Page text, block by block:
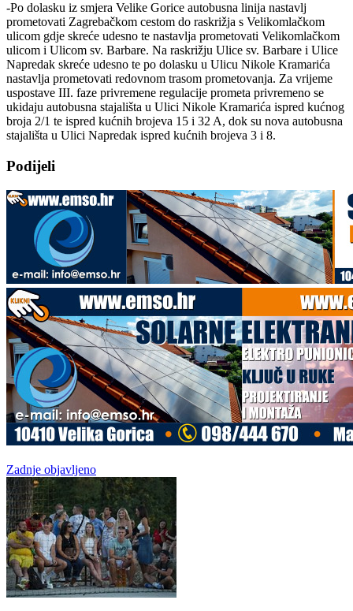
-Po dolasku iz smjera Velike Gorice autobusna linija nastavlj
prometovati Zagrebačkom cestom do raskrižja s Velikomlačkom
ulicom gdje skreće udesno te nastavlja prometovati Velikomlačkom
ulicom i Ulicom sv. Barbare. Na raskrižju Ulice sv. Barbare i Ulice
Napredak skreće udesno te po dolasku u Ulicu Nikole Kramarića
nastavlja prometovati redovnom trasom prometovanja. Za vrijeme
uspostave III. faze privremene regulacije prometa privremeno se
ukidaju autobusna stajališta u Ulici Nikole Kramarića ispred kućnog
broja 2/1 te ispred kućnih brojeva 15 i 32 A, dok su nova autobusna
stajališta u Ulici Napredak ispred kućnih brojeva 3 i 8.
Podijeli
Zadnje objavljeno